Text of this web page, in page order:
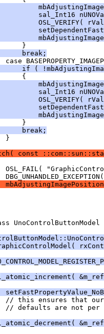
sal_Int16
OSL_VERIFY(
break;
if (
sal_Int16
OSL_VERIFY(
break;
const
UnoControlButtonModel